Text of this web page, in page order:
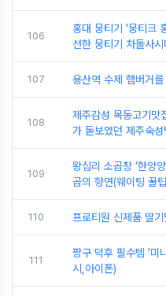
106
홍대 뭉티기 '뭉티크
선한 뭉티기 차돌사시
107 용산역 수제 햄버거
108
제주감성 목동고기맛
가 돋보였던 제주숙
109
왕십리 소곱창 '한양
곱의 향연(웨이팅 꿀
110 프로티원 신제품 딸
111
짱구 덕후 필수템 '미
시,아이폰)